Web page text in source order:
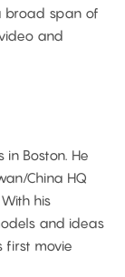
broad span of
and
in Boston. He
China HQ
his
and ideas
first movie